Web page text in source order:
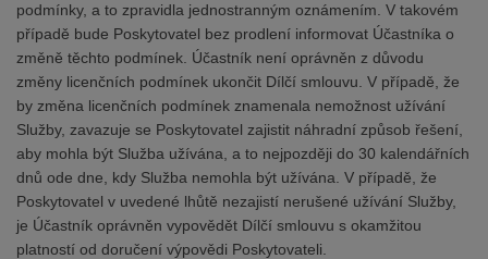
podmínky, a to zpravidla jednostranným oznámením. V takovém
případě bude Poskytovatel bez prodlení informovat Účastníka o
změně těchto podmínek. Účastník není oprávněn z důvodu
změny licenčních podmínek ukončit Dílčí smlouvu. V případě, že
by změna licenčních podmínek znamenala nemožnost užívání
Služby, zavazuje se Poskytovatel zajistit náhradní způsob řešení,
aby mohla být Služba užívána, a to nejpozději do 30 kalendářních
dnů ode dne, kdy Služba nemohla být užívána. V případě, že
Poskytovatel v uvedené lhůtě nezajistí nerušené užívání Služby,
je Účastník oprávněn vypovědět Dílčí smlouvu s okamžitou
platností od doručení výpovědi Poskytovateli.